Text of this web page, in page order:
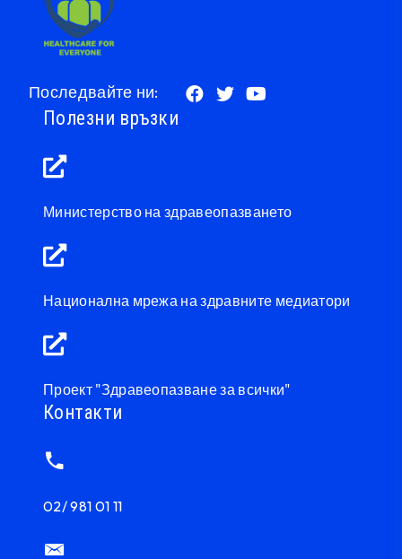
Последвайте ни:
Полезни връзки
Министерство на здравеопазването
Национална мрежа на здравните медиатори
Проект "Здравеопазване за всички"
Контакти
02/ 981 01 11